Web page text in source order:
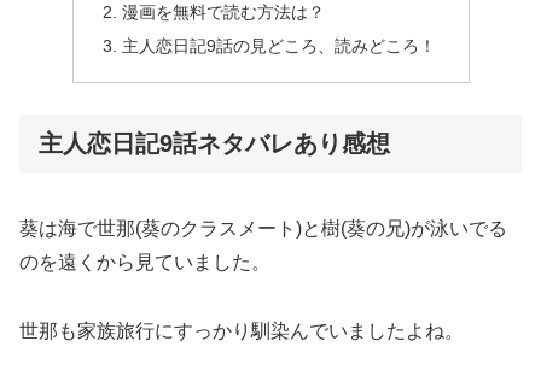
漫画を無料で読む方法は？
主人恋日記9話の見どころ、読みどころ！
主人恋日記9話ネタバレあり感想
葵は海で世那(葵のクラスメート)と樹(葵の兄)が泳いでる
のを遠くから見ていました。
世那も家族旅行にすっかり馴染んでいましたよね。